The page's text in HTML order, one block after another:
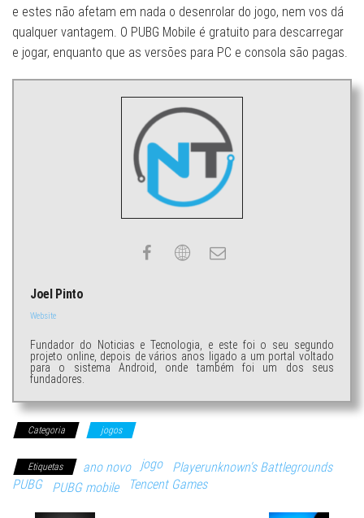
e estes não afetam em nada o desenrolar do jogo, nem vos dá
qualquer vantagem. O PUBG Mobile é gratuito para descarregar
e jogar, enquanto que as versões para PC e consola são pagas.
Joel Pinto
Website
Fundador do Noticias e Tecnologia, e este foi o seu segundo
projeto online, depois de vários anos ligado a um portal voltado
para o sistema Android, onde também foi um dos seus
fundadores.
Categoria jogos
Etiquetas ano novo jogo
Playerunknown's Battlegrounds
PUBG
PUBG mobile Tencent Games